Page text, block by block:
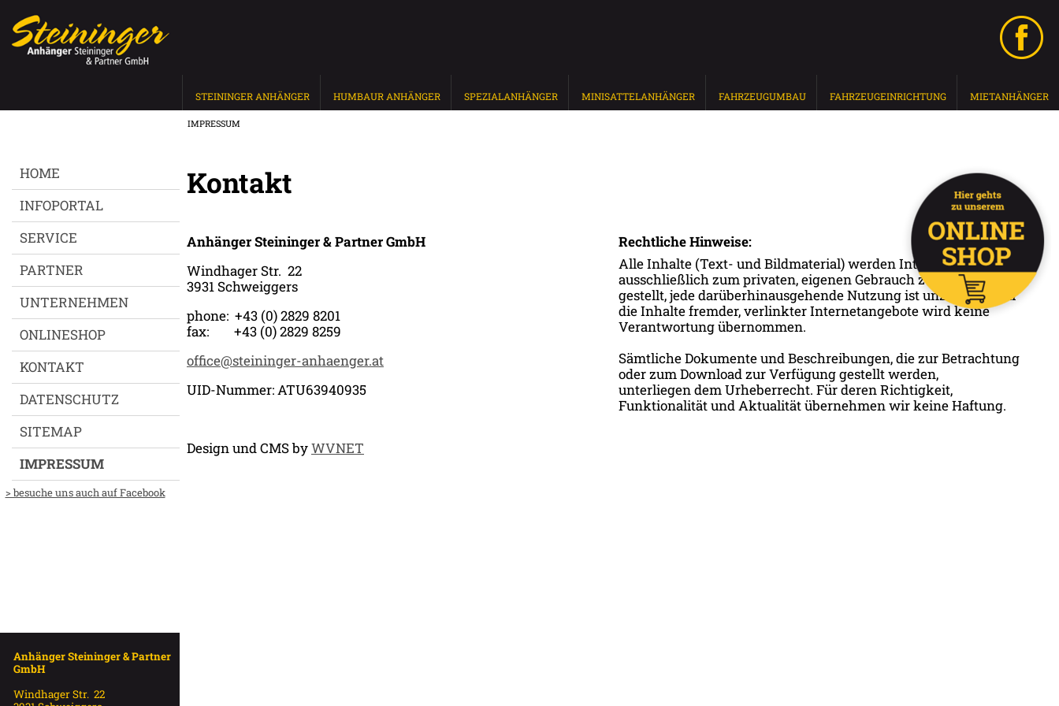
STEININGER ANHÄNGER HUMBAUR ANHÄNGER SPEZIALANHÄNGER MINISATTELANHÄNGER FAHRZEUGUMBAU FAHRZEUGEINRICHTUNG MIETANHÄNGER
HOME
INFOPORTAL
SERVICE
PARTNER
UNTERNEHMEN
ONLINESHOP
KONTAKT
DATENSCHUTZ
SITEMAP
IMPRESSUM
> besuche uns auch auf Facebook
Anhänger Steininger & Partner
GmbH
Windhager Str. 22
IMPRESSUM
Kontakt
Anhänger Steininger & Partner GmbH
Windhager Str. 22
3931 Schweiggers
phone: +43 (0) 2829 8201
fax: +43 (0) 2829 8259
office@steininger-anhaenger.at
UID-Nummer: ATU63940935
Design und CMS byWVNET
Rechtliche Hinweise:
Alle Inhalte (Text- und Bildmaterial) werden Internetnutzern
ausschließlich zum privaten, eigenen Gebrauch zur Verfügung
gestellt, jede darüberhinausgehende Nutzung ist unzulässig. Für
die Inhalte fremder, verlinkter Internetangebote wird keine
Verantwortung übernommen.
Sämtliche Dokumente und Beschreibungen, die zur Betrachtung
oder zum Download zur Verfügung gestellt werden,
unterliegen dem Urheberrecht. Für deren Richtigkeit,
Funktionalität und Aktualität übernehmen wir keine Haftung.